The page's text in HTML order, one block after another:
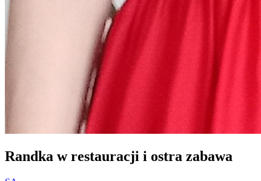
Randka w restauracji i ostra zabawa